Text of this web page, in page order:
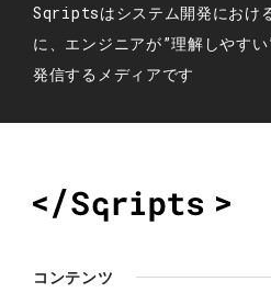
Sqriptsはシステム開発にお
に、エンジニアが”理解しやす
発信するメディアです
コンテンツ